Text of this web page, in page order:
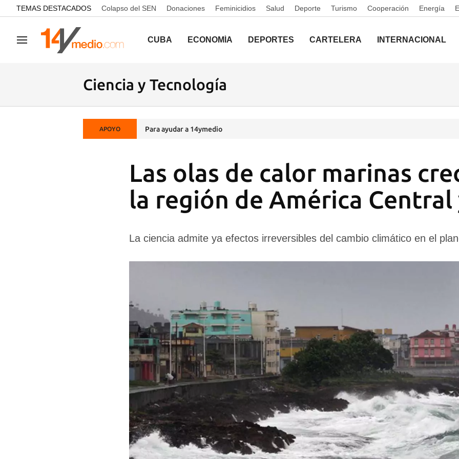
common.go-to-content
TEMAS DESTACADOS Colapso del SEN Donaciones Feminicidios Salud Deporte Turismo Cooperación Energía
Navegación CUBA ECONOMÍA DEPORTES CARTELERA INTERNACIONAL
Ciencia y Tecnología
APOYO Para ayudar a 14ymedio
Las olas de calor marinas
la región de América Central
La ciencia admite ya efectos irreversibles del cambio climático en el